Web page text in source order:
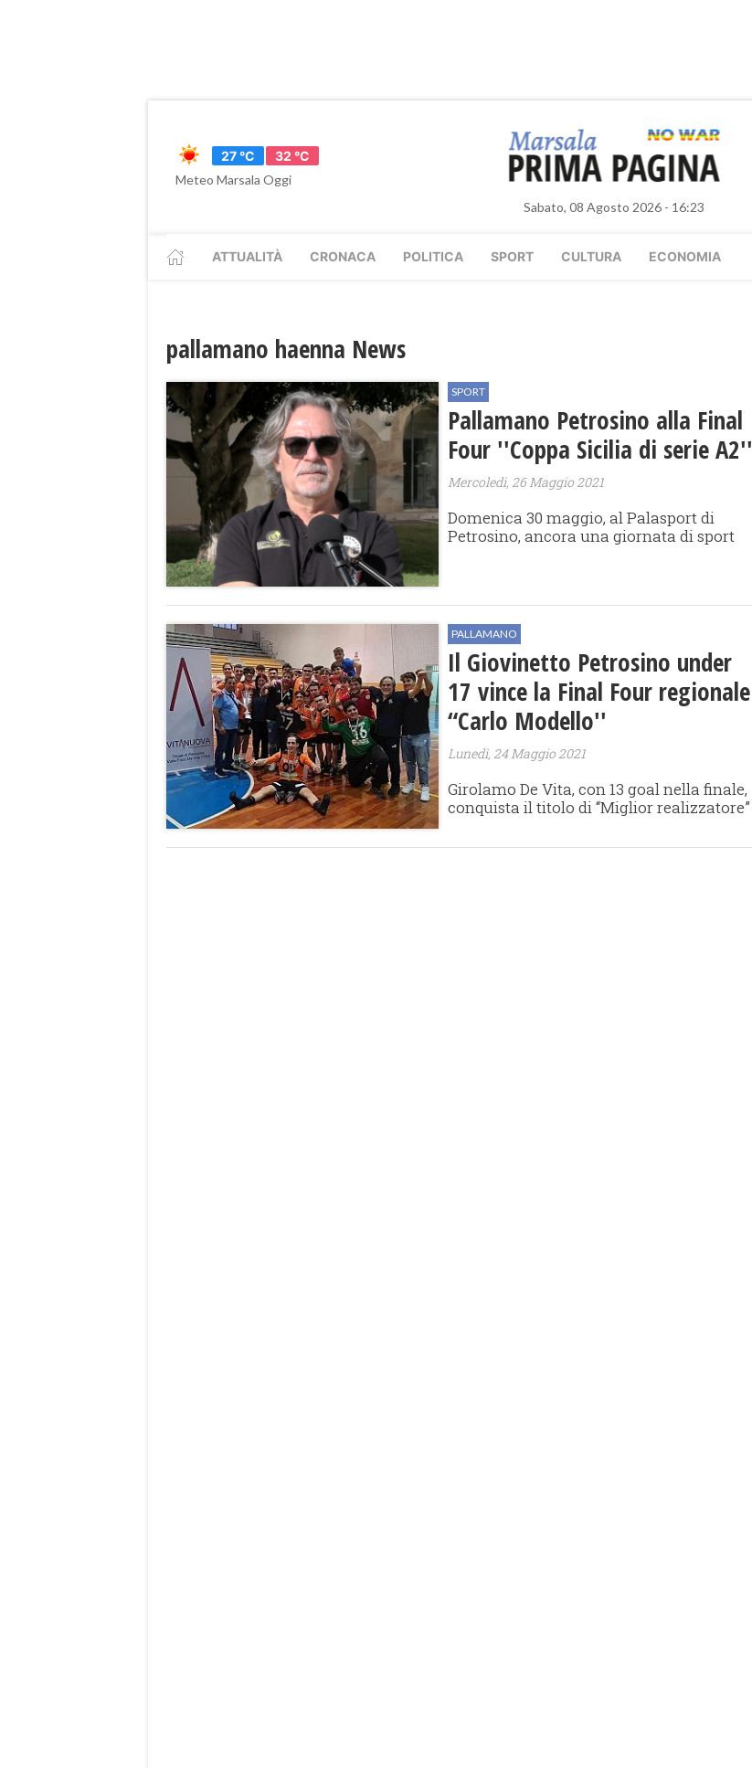
27 °C
32 °C
Meteo Marsala Oggi
Sabato, 08 Agosto 2026 - 16:23
ATTUALITÀ CRONACA POLITICA SPORT CULTURA ECONOMIA
pallamano haenna News
SPORT
Pallamano Petrosino alla Final
Four ''Coppa Sicilia di serie A2''
Mercoledì, 26 Maggio 2021
Domenica 30 maggio, al Palasport di
Petrosino, ancora una giornata di sport
PALLAMANO
Il Giovinetto Petrosino under
17 vince la Final Four regionale
“Carlo Modello''
Lunedì, 24 Maggio 2021
Girolamo De Vita, con 13 goal nella finale,
conquista il titolo di “Miglior realizzatore”